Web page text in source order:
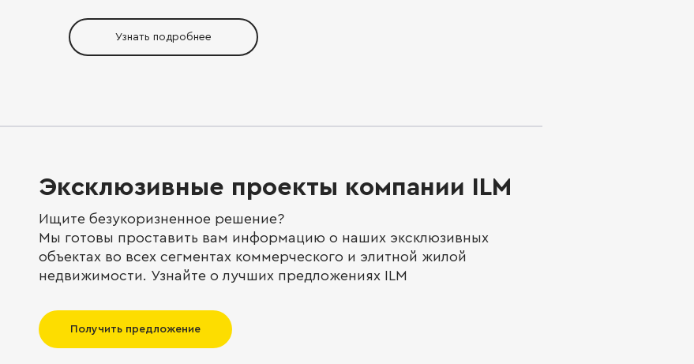
Узнать подробнее
Эксклюзивные проекты компании ILM
Ищите безукоризненное решение?
Мы готовы проставить вам информацию о наших эксклюзивных
объектах во всех сегментах коммерческого и элитной жилой
недвижимости. Узнайте о лучших предложениях ILM
Получить предложение